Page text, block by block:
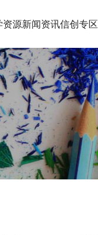
资源新闻资讯信创专区